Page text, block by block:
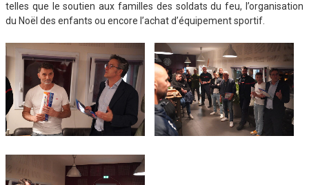
telles que le soutien aux familles des soldats du feu, l’organisation
du Noël des enfants ou encore l’achat d’équipement sportif.